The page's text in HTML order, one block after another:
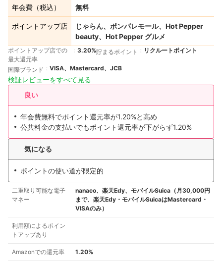
年会費（税込） 無料
ポイントアップ店
じゃらん、ポンパレモール、Hot Pepper
beauty、Hot Pepper グルメ
ポイントアップ店での
最大還元率
3.20%貯まるポイント リクルートポイント
国際ブランド VISA、Mastercard、JCB
検証レビューをすべて見る
良い
年会費無料でポイント還元率が1.20%と高め
公共料金の支払いでもポイント還元率が下がらず1.20%
気になる
ポイントの使い道が限定的
二重取り可能な電子
マネー
nanaco、楽天Edy、モバイルSuica（月30,000円
まで、楽天Edy・モバイルSuicaはMastercard・
VISAのみ）
利用額によるポイン
トアップあり
Amazonでの還元率 1.20%